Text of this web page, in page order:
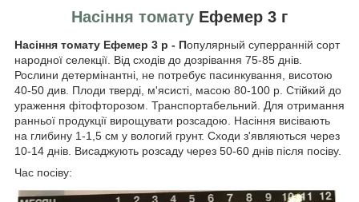
Насіння томату Ефемер 3 г
Насіння томату Ефемер 3 р - Популярный суперранній сорт
народної селекції. Від сходів до дозрівання 75-85 днів.
Рослини детермінантні, не потребує пасинкування, висотою
40-50 див. Плоди тверді, м'ясисті, масою 80-100 р. Стійкий до
ураження фітофторозом. Транспортабельний. Для отримання
ранньої продукції вирощувати розсадою. Насіння висівають
на глибину 1-1,5 см у вологий грунт. Сходи з'являються через
10-14 днів. Висаджують розсаду через 50-60 днів після посіву.
Час посіву: